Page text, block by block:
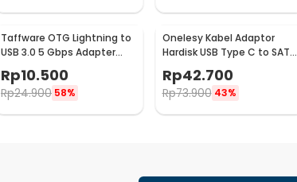
Taffware OTG Lightning to
USB 3.0 5 Gbps Adapter
Rp10.500
Rp24.900 58%
Onelesy Kabel Adaptor
Hardisk USB Type C to SATA
ONUSBC
Rp42.700
Rp73.900 43%